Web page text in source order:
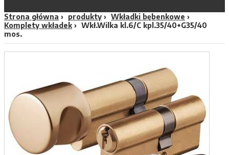
Strona główna produkty
Wkładki bębenkowe
Komplety wkładek
Wkł.Wilka kl.6/C kpl.35/40+G35/40
mos.